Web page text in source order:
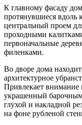
К главному фасаду
протянувшиеся
центральный проем
проходными
первоначальные
филенками.
Во дворе дома
архитектурное
Привлекает внимание
украшенный
глухой и накладной
на фоне рубленой